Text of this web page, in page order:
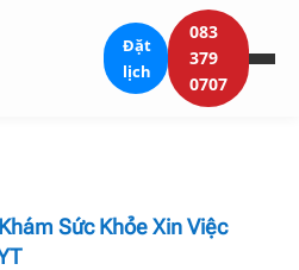
Đặt
lịch
083
379
0707
Sức Khỏe Xin Việc